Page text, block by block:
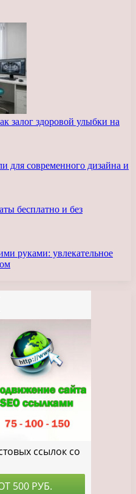
залог здоровой улыбки на
для современного дизайна и
бесплатно и без
руками: увлекательное